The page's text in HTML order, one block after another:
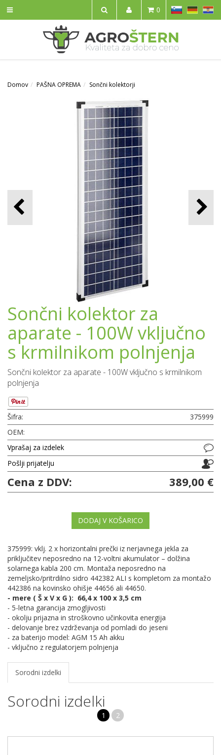
IŠČI
SL HR
0
Domov PAŠNA OPREMA Sončni kolektorji
Sončni kolektor za
aparate - 100W vključno
s krmilnikom polnjenja
Sončni kolektor za aparate - 100W vključno s krmilnikom
polnjenja
Šifra:
375999
OEM:
Vprašaj za izdelek
Pošlji prijatelju
Cena z DDV: 389,00 €
DODAJ V KOŠARICO
375999: vklj. 2 x horizontalni prečki iz nerjavnega jekla za
priključitev neposredno na 12-voltni akumulator – dolžina
solarnega kabla 200 cm. Montaža neposredno na
zemeljsko/pritrdilno sidro 442382 ALI s kompletom za montažo
442386 na kovinsko ohišje 44656 ali 44650.
- mere ( Š x V x G ): 66,4 x 100 x 3,5 cm
- 5-letna garancija zmogljivosti
- okolju prijazna in stroškovno učinkovita energija
- delovanje brez vzdrževanja od pomladi do jeseni
- za baterijo model: AGM 15 Ah akku
- vključno z regulatorjem polnjenja
Sorodni izdelki
Sorodni izdelki
1 2